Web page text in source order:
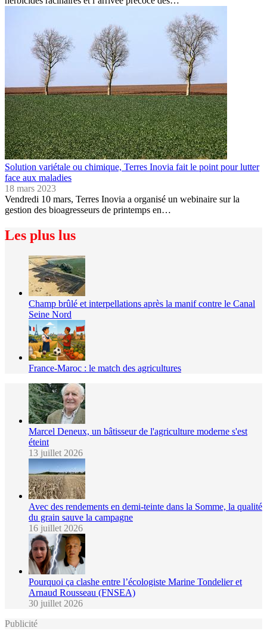
Solution variétale ou chimique, Terres Inovia fait le point pour lutter
face aux maladies
18 mars 2023
Vendredi 10 mars, Terres Inovia a organisé un webinaire sur la
gestion des bioagresseurs de printemps en…
Les plus lus
Champ brûlé et interpellations après la manif contre le Canal
Seine Nord
France-Maroc : le match des agricultures
Marcel Deneux, un bâtisseur de l'agriculture moderne s'est
éteint
13 juillet 2026
Avec des rendements en demi-teinte dans la Somme, la qualité
du grain sauve la campagne
16 juillet 2026
Pourquoi ça clashe entre l’écologiste Marine Tondelier et
Arnaud Rousseau (FNSEA)
30 juillet 2026
Publicité